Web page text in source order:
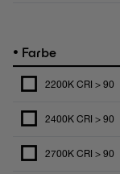
• Farbe
2200K CRI > 90
2400K CRI > 90
2700K CRI > 90